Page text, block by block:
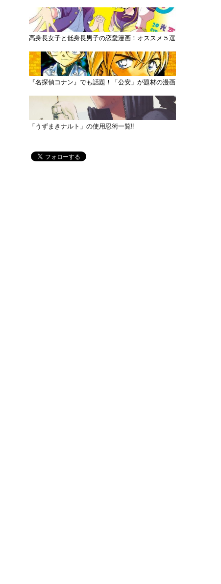
高身長女子と低身長男子の恋愛漫画！オススメ５選
『名探偵コナン』でも話題！「公安」が題材の漫画
「うずまきナルト」の使用忍術一覧‼